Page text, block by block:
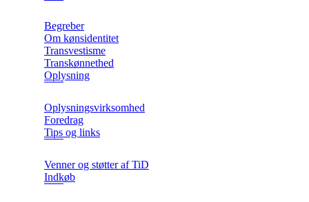
Begreber
Om kønsidentitet
Transvestisme
Transkønnethed
Oplysning
Oplysningsvirksomhed
Foredrag
Tips og links
Venner og støtter af TiD
Indkøb